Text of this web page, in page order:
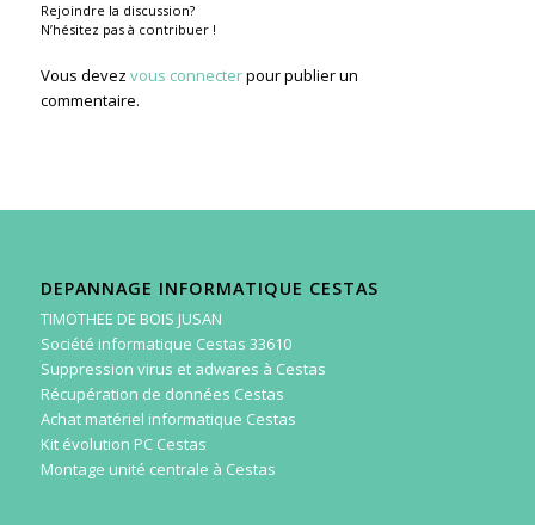
Rejoindre la discussion?
N’hésitez pas à contribuer !
Vous devez vous connecterpour publier un
commentaire.
DEPANNAGE INFORMATIQUE CESTAS
TIMOTHEE DE BOIS JUSAN
Société informatique Cestas 33610
Suppression virus et adwares à Cestas
Récupération de données Cestas
Achat matériel informatique Cestas
Kit évolution PC Cestas
Montage unité centrale à Cestas